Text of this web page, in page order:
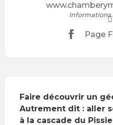
Informations
Page
Faire découvrir un
Autrement dit : aller
à la cascade du